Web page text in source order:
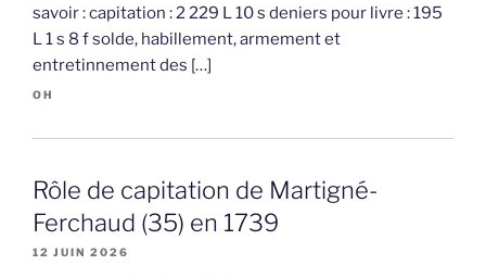
savoir : capitation : 2 229 L 10 s deniers pour livre : 195
L 1 s 8 f solde, habillement, armement et
entretinnement des […]
OH
Rôle de capitation de Martigné-
Ferchaud (35) en 1739
12 JUIN 2026